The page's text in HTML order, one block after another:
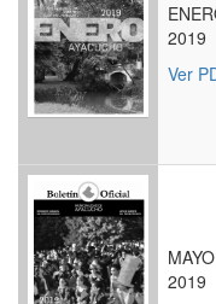
2019
Ver
MAYO
2019